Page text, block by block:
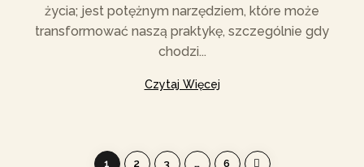
życia; jest potężnym narzędziem, które może
transformować naszą praktykę, szczególnie gdy
chodzi...
Czytaj Więcej
1 2 3 … 6